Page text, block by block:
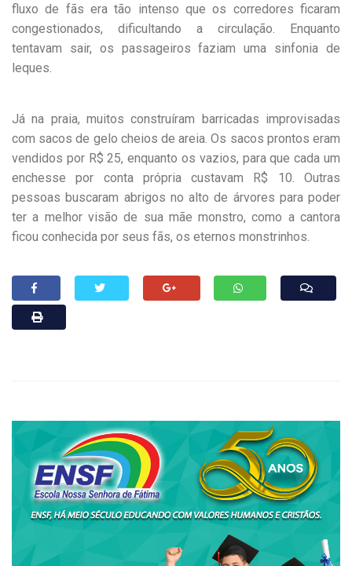
fluxo de fãs era tão intenso que os corredores ficaram
congestionados, dificultando a circulação. Enquanto
tentavam sair, os passageiros faziam uma sinfonia de
leques.
Já na praia, muitos construíram barricadas improvisadas
com sacos de gelo cheios de areia. Os sacos prontos eram
vendidos por R$ 25, enquanto os vazios, para que cada um
enchesse por conta própria custavam R$ 10. Outras
pessoas buscaram abrigos no alto de árvores para poder
ter a melhor visão de sua mãe monstro, como a cantora
ficou conhecida por seus fãs, os eternos monstrinhos.